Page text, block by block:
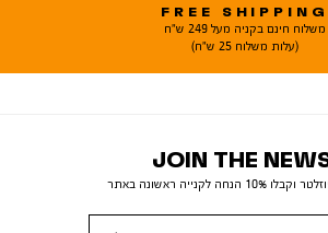
FREE SHIPPING
משלוח חינם בקניה מעל 249 ש"ח
(עלות משלוח 25 ש"ח)
JOIN THE
הנחה לקנייה ראשונה באתר